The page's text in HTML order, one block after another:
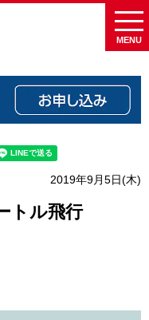
MENU
2019年9月5日(木)
トル飛行